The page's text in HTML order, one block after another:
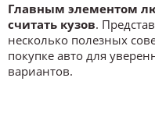
Главным элементом
считать кузов.
несколько полезных
покупке авто для
вариантов.